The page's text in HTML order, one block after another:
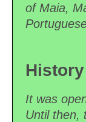
of Maia,
History
It was
Until then,